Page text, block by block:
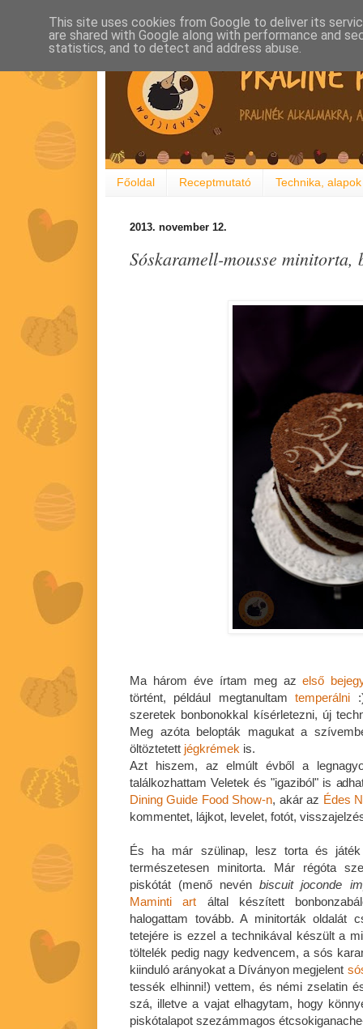
Főoldal Receptmutató Technika, alapok
2013. november 12.
Sóskaramell-mousse minitorta,
Ma három éve írtam meg azelső
történt, például megtanultamtemperálni
szeretek bonbonokkal kísérletezni, új
Meg azóta belopták magukat a
öltöztetett jégkrémek is.
Azt hiszem, az elmúlt évből a
találkozhattam Veletek és "igaziból" is
Dining Guide Food Show-n, akár az Édes
kommentet, lájkot, levelet, fotót,
És ha már szülinap, lesz torta és
természetesen minitorta. Már régóta
piskótát (menő nevénbiscuit joconde
Maminti art által készített
halogattam tovább. A minitorták oldalát
tetejére is ezzel a technikával készült a
töltelék pedig nagy kedvencem, a sós
kiinduló arányokat a Díványon megjelent
tessék elhinni!) vettem, és némi zselatin
szá, illetve a vajat elhagytam, hogy
piskótalapot szezámmagos
This site uses cookies from Google to deliver its
are shared with Google along with performance and
statistics, and to detect and address abuse.